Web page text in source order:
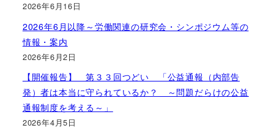
2026年6月16日
2026年6月以降～労働関連の研究会・シンポジウム等の
情報・案内
2026年6月2日
【開催報告】 第３３回つどい 「公益通報（内部告
発）者は本当に守られているか？ ～問題だらけの公益
通報制度を考える～」
2026年4月5日